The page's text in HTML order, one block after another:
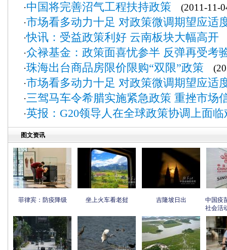
·中国将完善沼气工程扶持政策 (2011-11-
·市场看多动力十足 对政策微调期望应适
·快讯：受益政策利好 云南板块大幅高开
·众禄基金：政策面喜忧参半 反弹再受考
·珠海出台商品房限价限购“双限”政策
·市场看多动力十足 对政策微调期望应适
·三驾马车令希腊实施紧急政策 重挫市场
·英报：G20领导人在全球政策协调上面临
图文资讯
菲律宾：防疫降级 坐上火车看老挝 吉隆坡日出
中国疫
社会活